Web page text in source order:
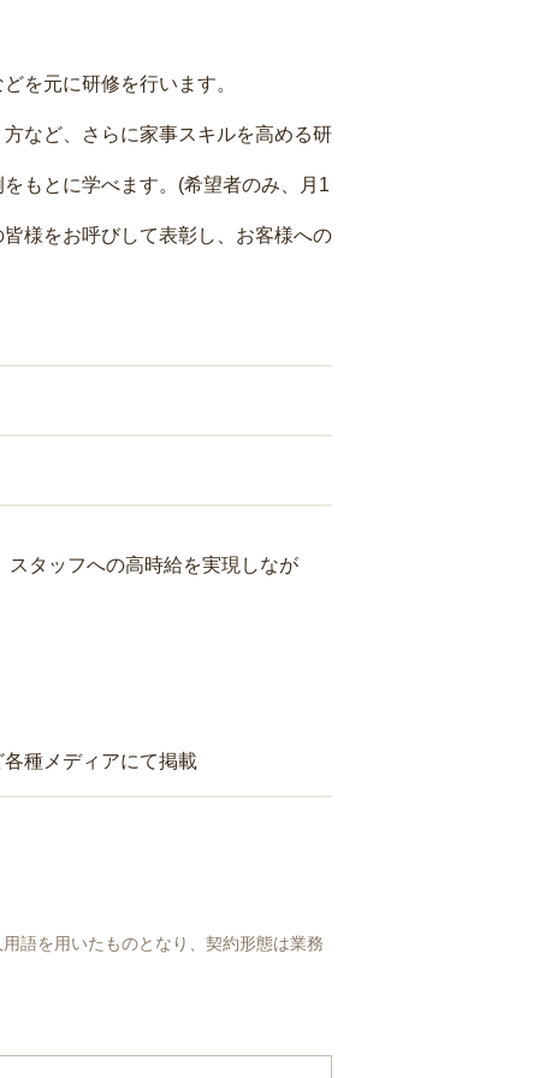
を元に研修を行います。
など、さらに家事スキルを高める研
もとに学べます。(希望者のみ、月1
様をお呼びして表彰し、お客様への
タッフへの高時給を実現しなが
種メディアにて掲載
語を用いたものとなり、契約形態は業務